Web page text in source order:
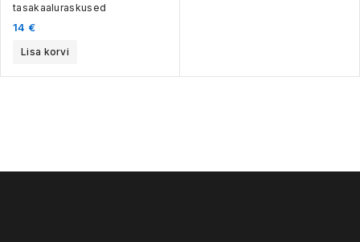
tasakaaluraskused
14 €
Lisa korvi